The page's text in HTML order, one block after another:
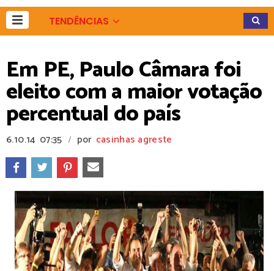
TENDÊNCIAS
Em PE, Paulo Câmara foi
eleito com a maior votação
percentual do país
6.10.14 07:35 / por casinhas agreste